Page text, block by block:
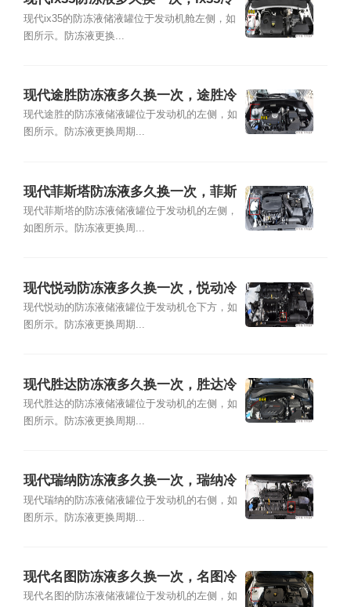
却液加注及更换教程
现代ix35的防冻液储液罐位于发动机舱左侧，如
图所示。防冻液更换...
现代途胜防冻液多久换一次，途胜冷
却液加注及更换教程
现代途胜的防冻液储液罐位于发动机的左侧，如
图所示。防冻液更换周期...
现代菲斯塔防冻液多久换一次，菲斯
塔冷却液加注及更换教程
现代菲斯塔的防冻液储液罐位于发动机的左侧，
如图所示。防冻液更换周...
现代悦动防冻液多久换一次，悦动冷
却液加注及更换教程
现代悦动的防冻液储液罐位于发动机仓下方，如
图所示。防冻液更换周期...
现代胜达防冻液多久换一次，胜达冷
却液加注及更换教程
现代胜达的防冻液储液罐位于发动机的左侧，如
图所示。防冻液更换周期...
现代瑞纳防冻液多久换一次，瑞纳冷
却液加注及更换教程
现代瑞纳的防冻液储液罐位于发动机的右侧，如
图所示。防冻液更换周期...
现代名图防冻液多久换一次，名图冷
却液加注及更换教程
现代名图的防冻液储液罐位于发动机的左侧，如